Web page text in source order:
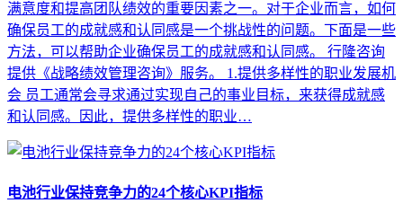
满意度和提高团队绩效的重要因素之一。对于企业而言，如何
确保员工的成就感和认同感是一个挑战性的问题。下面是一些
方法，可以帮助企业确保员工的成就感和认同感。 行隆咨询
提供《战略绩效管理咨询》服务。 1.提供多样性的职业发展机
会 员工通常会寻求通过实现自己的事业目标，来获得成就感
和认同感。因此，提供多样性的职业…
电池行业保持竞争力的24个核心KPI指标